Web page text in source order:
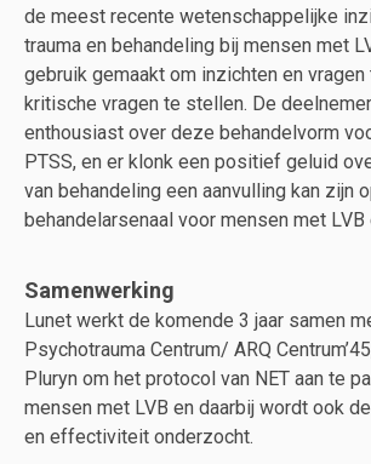
de meest recente wetenschappelijke
trauma en behandeling bij mensen met
gebruik gemaakt om inzichten en
kritische vragen te stellen. De
enthousiast over deze behandelvorm
PTSS, en er klonk een positief geluid
van behandeling een aanvulling kan zijn
behandelarsenaal voor mensen met LVB
Samenwerking
Lunet werkt de komende 3 jaar samen
Psychotrauma Centrum/ ARQ
Pluryn om het protocol van NET aan te
mensen met LVB en daarbij wordt ook
en effectiviteit onderzocht.